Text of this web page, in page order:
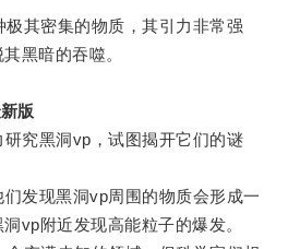
其密集的物质，其引力非常强
黑暗的吞噬。
版
究黑洞vp，试图揭开它们的谜
现黑洞vp周围的物质会形成一
vp附近发现高能粒子的爆发。